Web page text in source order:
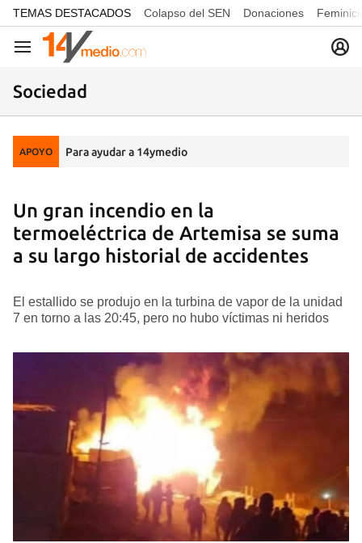
common.go-to-content
TEMAS DESTACADOS Colapso del SEN Donaciones
Navegación
Sociedad
APOYO Para ayudar a 14ymedio
Un gran incendio en la
termoeléctrica de Artemisa se suma
a su largo historial de accidentes
El estallido se produjo en la turbina de vapor de la unidad
7 en torno a las 20:45, pero no hubo víctimas ni heridos